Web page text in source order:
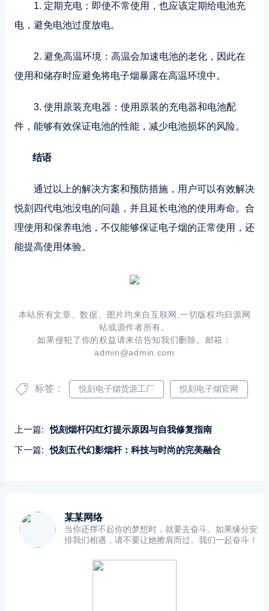
1. 定期充电：即使不常使用，也应该定期给电池充
电，避免电池过度放电。
2. 避免高温环境：高温会加速电池的老化，因此在
使用和储存时应避免将电子烟暴露在高温环境中。
3. 使用原装充电器：使用原装的充电器和电池配
件，能够有效保证电池的性能，减少电池损坏的风险。
结语
通过以上的解决方案和预防措施，用户可以有效解决
悦刻四代电池没电的问题，并且延长电池的使用寿命。合
理使用和保养电池，不仅能够保证电子烟的正常使用，还
能提高使用体验。
本站所有文章、数据、图片均来自互联网,一切版权均归源网
站或源作者所有。
如果侵犯了你的权益请来信告知我们删除。邮箱：
admin@admin.com
标签： 悦刻电子烟货源工厂 悦刻电子烟官网
上一篇:
悦刻烟杆闪红灯提示原因与自我修复指南
下一篇:
悦刻五代幻影烟杆：科技与时尚的完美融合
某某网络
当你还撑不起你的梦想时，就要去奋斗。如果缘分安
排我们相遇，请不要让她擦肩而过。我们一起奋斗！